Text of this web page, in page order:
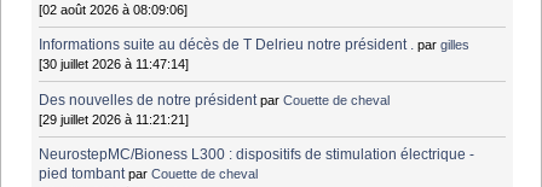
[02 août 2026 à 08:09:06]
Informations suite au décès de T Delrieu notre président . pargilles
[30 juillet 2026 à 11:47:14]
Des nouvelles de notre président parCouette de cheval
[29 juillet 2026 à 11:21:21]
NeurostepMC/Bioness L300 : dispositifs de stimulation électrique -
pied tombant parCouette de cheval